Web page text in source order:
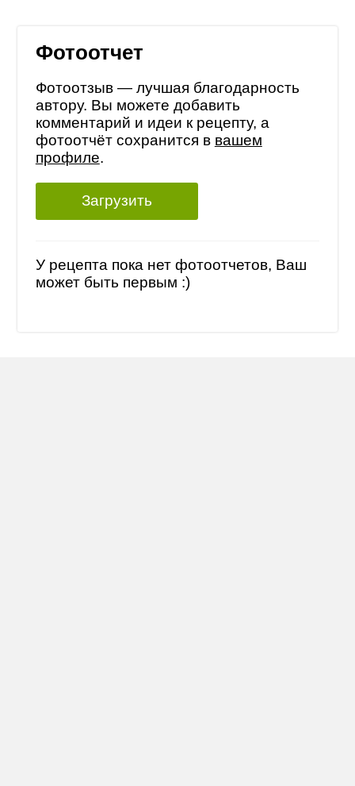
Фотоотчет
Фотоотзыв — лучшая благодарность
автору. Вы можете добавить
комментарий и идеи к рецепту, а
фотоотчёт сохранится в вашем
профиле.
Загрузить
У рецепта пока нет фотоотчетов, Ваш
может быть первым :)